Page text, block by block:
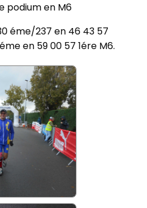
podium en M6
éme/237 en 46 43 57
en 59 00 57 1ére M6.